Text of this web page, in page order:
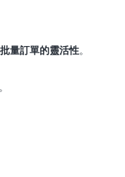
量訂單的靈活性。
。